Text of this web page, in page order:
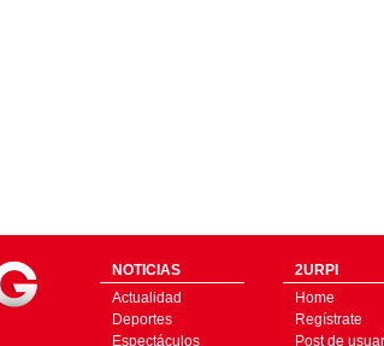
NOTICIAS
Actualidad
Deportes
Espectáculos
2URPI
Home
Regístrate
Post de